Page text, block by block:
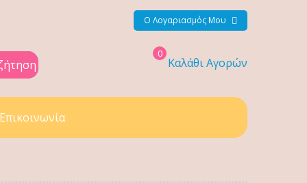
Ο Λογαριασμός Μου
Καλάθι Αγορών
0
Επικοινωνία